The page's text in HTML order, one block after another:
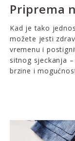
Priprema
Kad je tako
možete jesti
vremenu i
sitnog sjeckanja
brzine i